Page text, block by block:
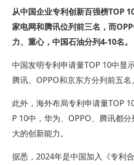
从中国企业专利创新百强榜TOP
家电网和腾讯位列前三名，而
力、重心，中国石油分列4-10名。
中国发明专利申请量TOP 10中显
腾讯、OPPO和京东方分列前五名。
此外，海外布局专利申请量TOP
P 10中，华为、OPPO、腾讯都
大的创新能力。
据悉，2024年是中国加入《专利